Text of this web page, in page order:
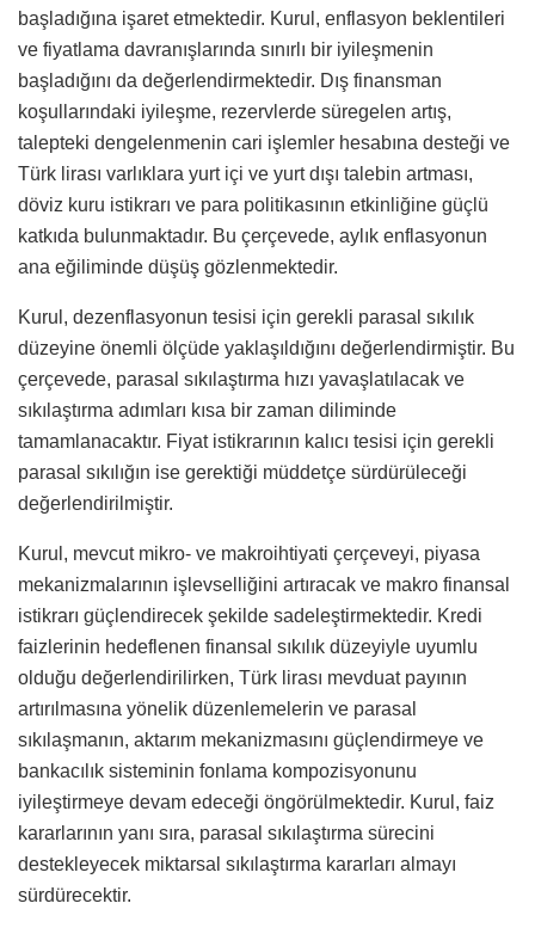
başladığına işaret etmektedir. Kurul, enflasyon beklentileri
ve fiyatlama davranışlarında sınırlı bir iyileşmenin
başladığını da değerlendirmektedir. Dış finansman
koşullarındaki iyileşme, rezervlerde süregelen artış,
talepteki dengelenmenin cari işlemler hesabına desteği ve
Türk lirası varlıklara yurt içi ve yurt dışı talebin artması,
döviz kuru istikrarı ve para politikasının etkinliğine güçlü
katkıda bulunmaktadır. Bu çerçevede, aylık enflasyonun
ana eğiliminde düşüş gözlenmektedir.
Kurul, dezenflasyonun tesisi için gerekli parasal sıkılık
düzeyine önemli ölçüde yaklaşıldığını değerlendirmiştir. Bu
çerçevede, parasal sıkılaştırma hızı yavaşlatılacak ve
sıkılaştırma adımları kısa bir zaman diliminde
tamamlanacaktır. Fiyat istikrarının kalıcı tesisi için gerekli
parasal sıkılığın ise gerektiği müddetçe sürdürüleceği
değerlendirilmiştir.
Kurul, mevcut mikro- ve makroihtiyati çerçeveyi, piyasa
mekanizmalarının işlevselliğini artıracak ve makro finansal
istikrarı güçlendirecek şekilde sadeleştirmektedir. Kredi
faizlerinin hedeflenen finansal sıkılık düzeyiyle uyumlu
olduğu değerlendirilirken, Türk lirası mevduat payının
artırılmasına yönelik düzenlemelerin ve parasal
sıkılaşmanın, aktarım mekanizmasını güçlendirmeye ve
bankacılık sisteminin fonlama kompozisyonunu
iyileştirmeye devam edeceği öngörülmektedir. Kurul, faiz
kararlarının yanı sıra, parasal sıkılaştırma sürecini
destekleyecek miktarsal sıkılaştırma kararları almayı
sürdürecektir.